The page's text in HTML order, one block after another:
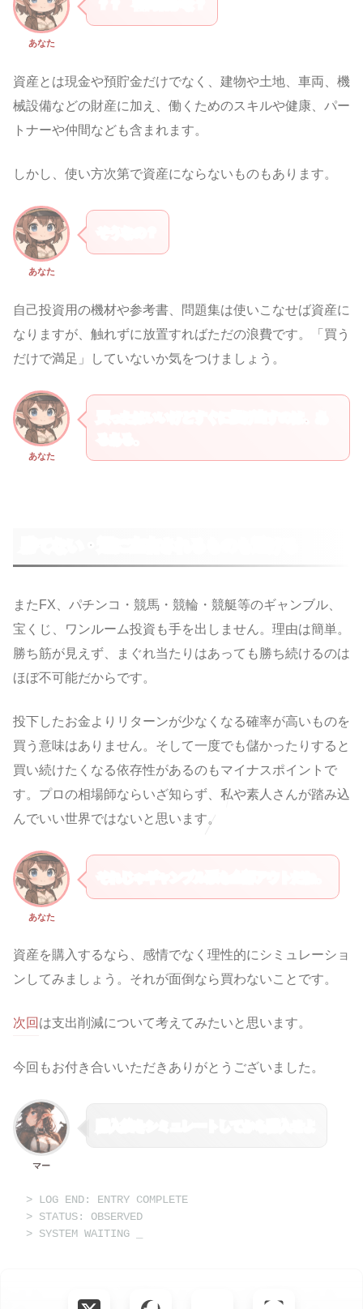
あなた
資産とは現金や預貯金だけでなく、建物や土地、車両、機
械設備などの財産に加え、働くためのスキルや健康、パー
トナーや仲間なども含まれます。
しかし、使い方次第で資産にならないものもあります。
あなた
自己投資用の機材や参考書、問題集は使いこなせば資産に
なりますが、触れずに放置すればただの浪費です。「買う
だけで満足」していないか気をつけましょう。
あなた
勝てない・運に左右されるものも避ける
またFX、パチンコ・競馬・競輪・競艇等のギャンブル、
宝くじ、ワンルーム投資も手を出しません。理由は簡単。
勝ち筋が見えず、まぐれ当たりはあっても勝ち続けるのは
ほぼ不可能だからです。
投下したお金よりリターンが少なくなる確率が高いものを
買う意味はありません。そして一度でも儲かったりすると
買い続けたくなる依存性があるのもマイナスポイントで
す。プロの相場師ならいざ知らず、私や素人さんが踏み込
んでいい世界ではないと思います。
あなた
資産を購入するなら、感情でなく理性的にシミュレーショ
ンしてみましょう。それが面倒なら買わないことです。
次回 は支出削減について考えてみたいと思います。
今回もお付き合いいただきありがとうございました。
マー
> LOG END: ENTRY COMPLETE
> STATUS: OBSERVED
> SYSTEM WAITING